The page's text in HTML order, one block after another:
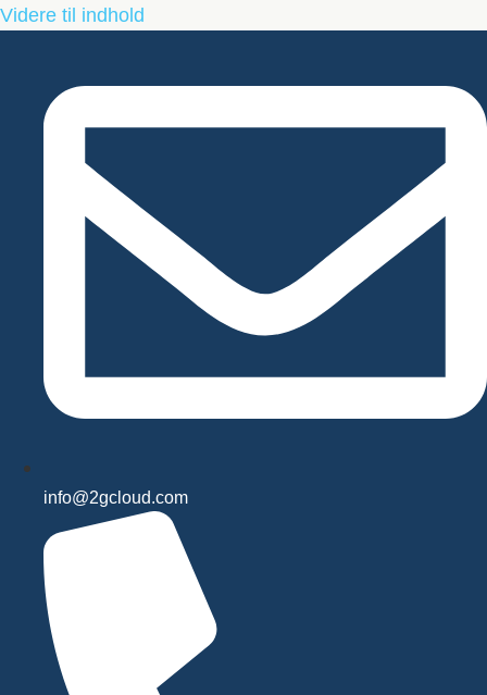
Videre til indhold
info@2gcloud.com